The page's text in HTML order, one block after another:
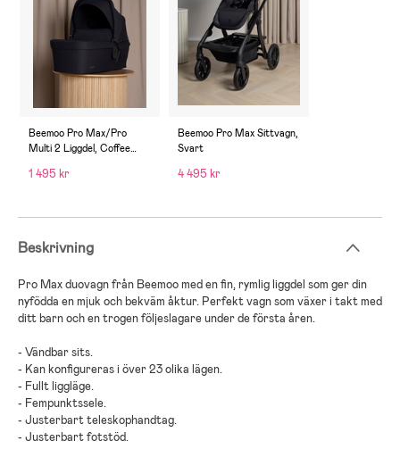
Beemoo Pro Max/Pro
Multi 2 Liggdel, Coffee
1 495 kr
Beemoo Pro Max Sittvagn,
Svart
4 495 kr
Beskrivning
Pro Maxduovagnfrån Beemoomed enfin,rymligliggdel som ger din
nyfödda en mjuk och bekväm åktur. Perfektvagn som växer i takt med
ditt barn och en trogen följeslagare under de första åren.
- Vändbar sits.
- Kan konfigureras i över 23 olika lägen.
- Fullt liggläge.
- Fempunktssele.
- Justerbart teleskophandtag.
- Justerbart fotstöd.